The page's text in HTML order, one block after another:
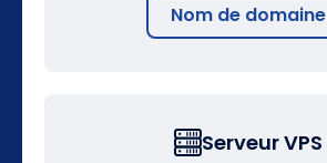
Nom de domaine
Serveur VPS